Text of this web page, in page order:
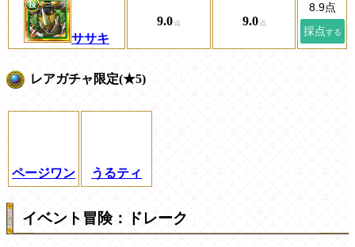
ササキ
9.0 9.0
レアガチャ限定(★5)
ページワン うるティ
イベント冒険：ドレーク